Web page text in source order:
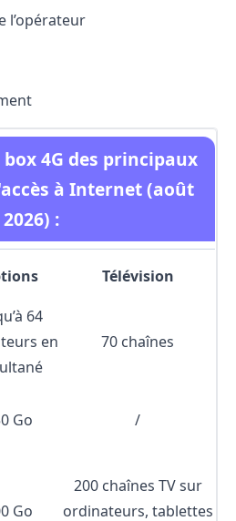
l’opérateur
4G des principaux
à Internet (août
2026) :
Télévision
64
en
70 chaînes
Go /
Go
200 chaînes TV sur
ordinateurs, tablettes